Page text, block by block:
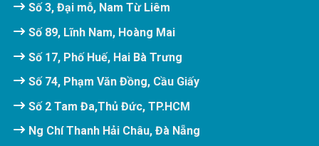
Số 3, Đại mỗ, Nam Từ Liêm
Số 89, Lĩnh Nam, Hoàng Mai
Số 17, Phố Huế, Hai Bà Trưng
Số 74, Phạm Văn Đồng, Cầu Giấy
Số 2 Tam Đa,Thủ Đức, TP.HCM
Ng Chí Thanh Hải Châu, Đà Nẵng